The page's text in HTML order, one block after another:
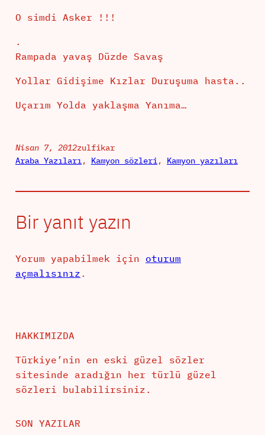
O simdi Asker !!!
.
Rampada yavaş Düzde Savaş
Yollar Gidişime Kızlar Duruşuma hasta..
Uçarım Yolda yaklaşma Yanıma…
Nisan 7, 2012zulfikar
Araba Yazıları, Kamyon sözleri, Kamyon yazıları
Bir yanıt yazın
Yorum yapabilmek için oturum
açmalısınız .
HAKKIMIZDA
Türkiye’nin en eski güzel sözler
sitesinde aradığın her türlü güzel
sözleri bulabilirsiniz.
SON YAZILAR